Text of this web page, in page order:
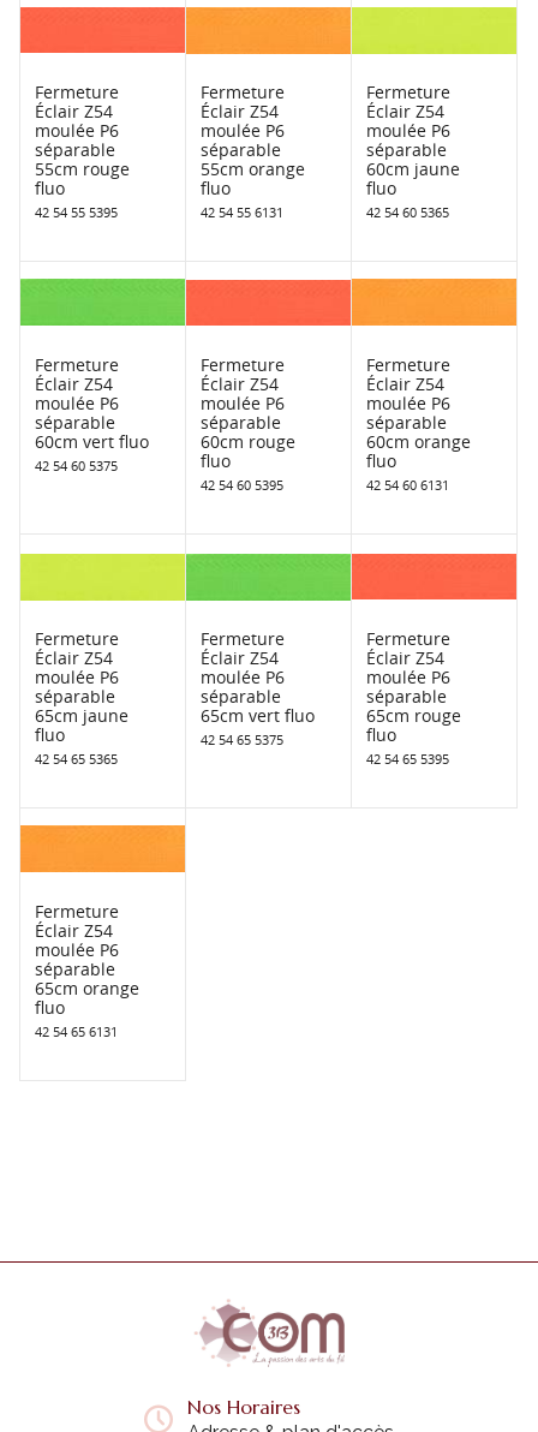
Fermeture
Éclair Z54
moulée P6
séparable
55cm rouge
fluo
42 54 55 5395
Fermeture
Éclair Z54
moulée P6
séparable
55cm orange
fluo
42 54 55 6131
Fermeture
Éclair Z54
moulée P6
séparable
60cm jaune
fluo
42 54 60 5365
Fermeture
Éclair Z54
moulée P6
séparable
60cm vert fluo
42 54 60 5375
Fermeture
Éclair Z54
moulée P6
séparable
60cm rouge
fluo
42 54 60 5395
Fermeture
Éclair Z54
moulée P6
séparable
60cm orange
fluo
42 54 60 6131
Fermeture
Éclair Z54
moulée P6
séparable
65cm jaune
fluo
42 54 65 5365
Fermeture
Éclair Z54
moulée P6
séparable
65cm vert fluo
42 54 65 5375
Fermeture
Éclair Z54
moulée P6
séparable
65cm rouge
fluo
42 54 65 5395
Fermeture
Éclair Z54
moulée P6
séparable
65cm orange
fluo
42 54 65 6131
Nos Horaires